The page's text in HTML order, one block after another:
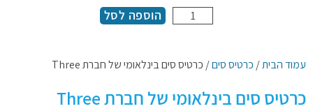
עמוד הבית/ כרטיס סים/ כרטיס סים בינלאומי של חברת Three
כרטיס סים בינלאומי של חברת Three
הוספה לסל